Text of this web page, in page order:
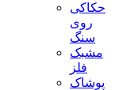
حکاکی
روی
سنگ
مشبک
فلز
پوشاک